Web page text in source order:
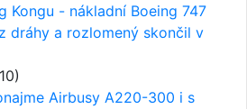
Kongu - nákladní Boeing 747
dráhy a rozlomený skončil v
Airbusy A220-300 i s